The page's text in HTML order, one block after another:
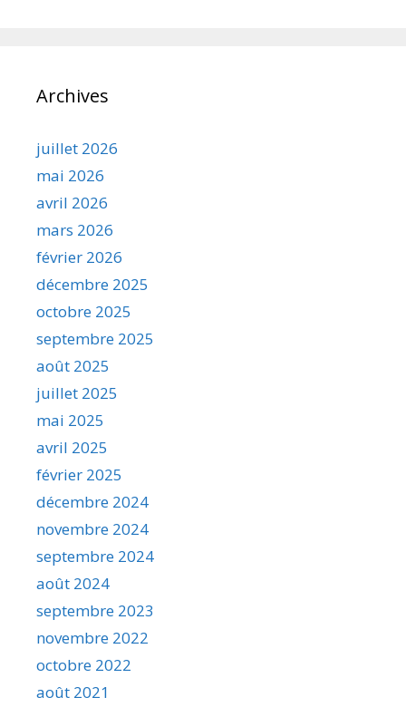
Archives
juillet 2026
mai 2026
avril 2026
mars 2026
février 2026
décembre 2025
octobre 2025
septembre 2025
août 2025
juillet 2025
mai 2025
avril 2025
février 2025
décembre 2024
novembre 2024
septembre 2024
août 2024
septembre 2023
novembre 2022
octobre 2022
août 2021